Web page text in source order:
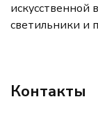
искусственной
светильники и
Контакты